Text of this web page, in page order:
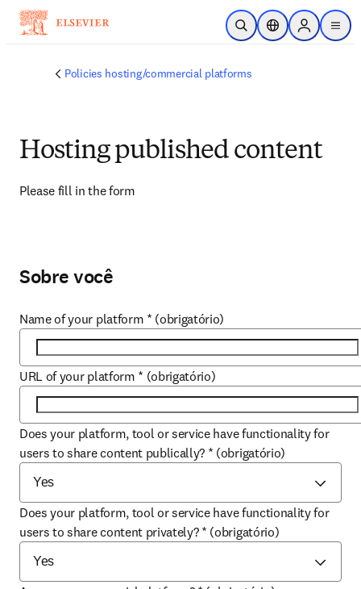
Ir para o conteúdo principal
Pesquisa aberta
Seletor deSign in to
menu
Policies hosting/commercial platforms
Hosting published content
Please fill in the form
Sobre você
Name of your platform * (obrigatório)
URL of your platform * (obrigatório)
Does your platform, tool or service have functionality for
users to share content publically? * (obrigatório)
Does your platform, tool or service have functionality for
users to share content privately? * (obrigatório)